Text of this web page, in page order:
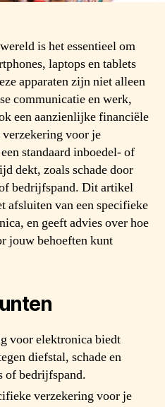
is het essentieel om
laptops en tablets
apparaten zijn niet alleen
communicatie en werk,
een aanzienlijke financiële
voor je
standaard inboedel- of
dekt, zoals schade door
bedrijfspand. Dit artikel
afsluiten van een specifieke
en geeft advies over hoe
jouw behoeften kunt
voor elektronica biedt
diefstal, schade en
of bedrijfspand.
verzekering voor je